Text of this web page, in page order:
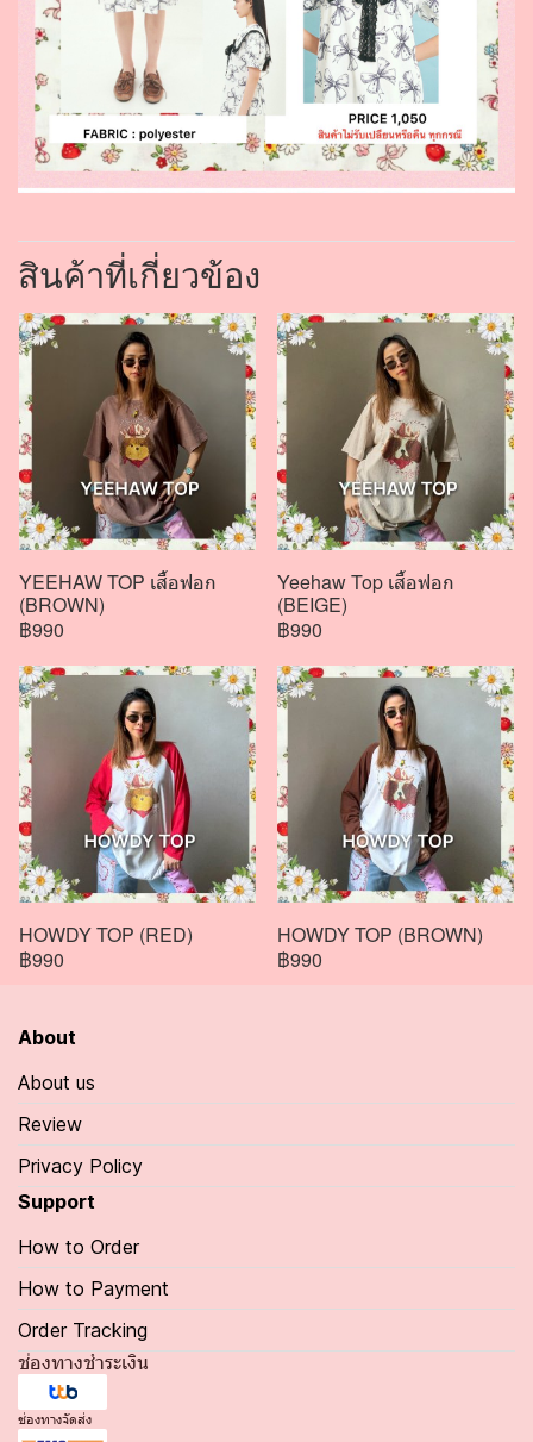
สินค้าที่เกี่ยวข้อง
YEEHAW TOP เสื้อฟอก
(BROWN)
฿990
Yeehaw Top เสื้อฟอก
(BEIGE)
฿990
HOWDY TOP (RED)
฿990
HOWDY TOP (BROWN)
฿990
About
About us
Review
Privacy Policy
Support
How to Order
How to Payment
Order Tracking
ช่องทางชำระเงิน
ช่องทางจัดส่ง